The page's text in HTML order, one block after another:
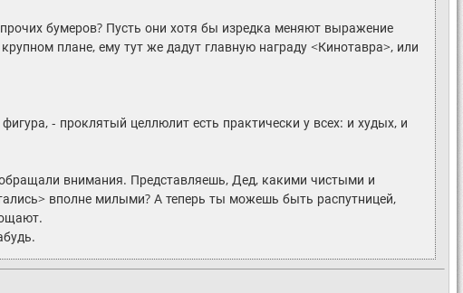
бумеров? Пусть они хотя бы изредка меняют выражение
плане, ему тут же дадут главную награду <Кинотавра>, или
- проклятый целлюлит есть практически у всех: и худых, и
внимания. Представляешь, Дед, какими чистыми и
вполне милыми? А теперь ты можешь быть распутницей,